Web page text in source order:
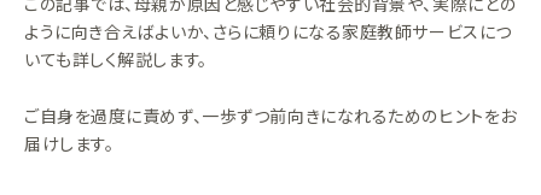
ように向き合えばよいか、さらに頼りになる家庭教師サービスにつ
いても詳しく解説します。
ご自身を過度に責めず、一歩ずつ前向きになれるためのヒントをお
届けします。